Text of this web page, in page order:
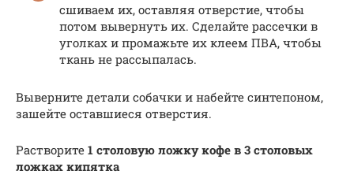
сшиваем их, оставляя отверстие, чтобы
потом вывернуть их. Сделайте рассечки в
уголках и промажьте их клеем ПВА, чтобы
ткань не рассыпалась.
Выверните детали собачки и набейте синтепоном,
зашейте оставшиеся отверстия.
Растворите 1 столовую ложку кофе в 3 столовых
ложках кипятка